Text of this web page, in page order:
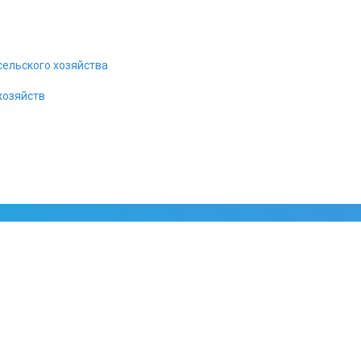
хозяйства
Дополнительно оснащено
дождя ивстроенным модулем